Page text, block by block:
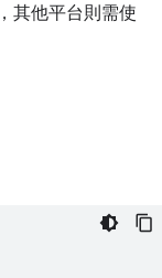
其他平台則需使